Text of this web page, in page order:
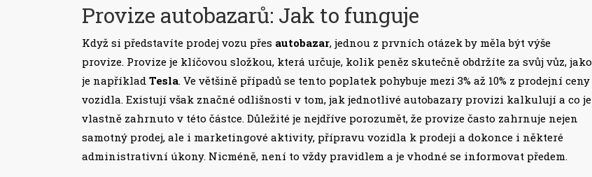
Provize autobazarů: Jak to funguje
Když si představíte prodej vozu přes autobazar, jednou z prvních otázek by měla být výše
provize. Provize je klíčovou složkou, která určuje, kolik peněz skutečně obdržíte za svůj vůz, jako
je například Tesla. Ve většině případů se tento poplatek pohybuje mezi 3% až 10% z prodejní ceny
vozidla. Existují však značné odlišnosti v tom, jak jednotlivé autobazary provizi kalkulují a co je
vlastně zahrnuto v této částce. Důležité je nejdříve porozumět, že provize často zahrnuje nejen
samotný prodej, ale i marketingové aktivity, přípravu vozidla k prodeji a dokonce i některé
administrativní úkony. Nicméně, není to vždy pravidlem a je vhodné se informovat předem.